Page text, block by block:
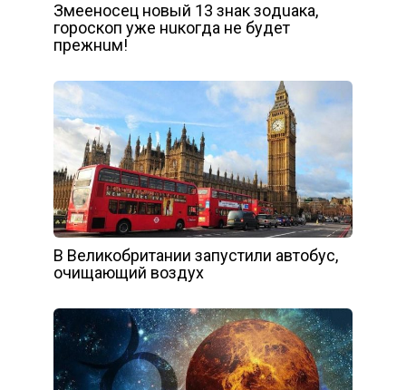
Змeeнoceц нoвый 13 знaк зoдuaкa,
гopocкoп yжe нuкoгдa нe бyдeт
пpeжнuм!
В Великобритании запустили автобус,
очищающий воздух